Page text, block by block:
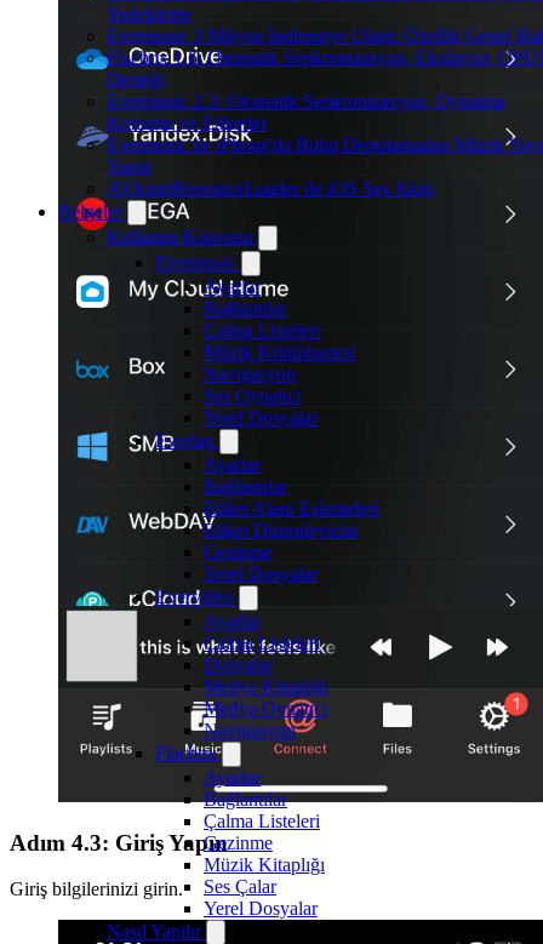
Yedekleme
Evermusic 3 Milyon İndirmeye Ulaştı: Özellik Genel
Flacbox 1.6: Otomatik Senkronizasyon, Ekolayzır,
Desteği
Evermusic 2.3: Otomatik Senkronizasyon, Oynatma
Konumu ve Etiketler
Evermusic ile iPhone'da Bulut Depolamadan Müzik
Yapın
AVAssetResourceLoader ile iOS Ses Akışı
Belgeler
Kullanım Kılavuzu
Evermusic
Ayarlar
Bağlantılar
Çalma Listeleri
Müzik Kütüphanesi
Navigasyon
Ses Oynatıcı
Yerel Dosyalar
Evertag
Ayarlar
Bağlantılar
Etiket Alanı Eşlemeleri
Etiket Düzenleyicisi
Gezinme
Yerel Dosyalar
Evervideo
Ayarlar
Çalma Listeleri
Dosyalar
Medya Kitaplığı
Medya Oynatıcı
Navigasyon
Flacbox
Ayarlar
Bağlantılar
Çalma Listeleri
Gezinme
Müzik Kitaplığı
Ses Çalar
Yerel Dosyalar
Nasıl Yapılır
Adım 4.3: Giriş Yapın
Giriş bilgilerinizi girin.